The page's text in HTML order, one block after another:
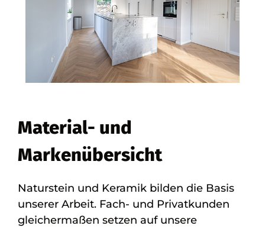
Material- und
Markenübersicht
Naturstein und Keramik bilden die Basis
unserer Arbeit. Fach- und Privatkunden
gleichermaßen setzen auf unsere